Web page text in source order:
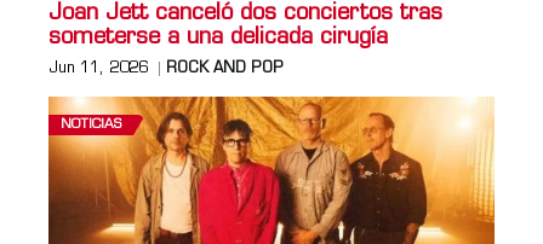
Joan Jett canceló dos conciertos tras
someterse a una delicada cirugía
Jun 11, 2026 ROCK AND POP
NOTICIAS